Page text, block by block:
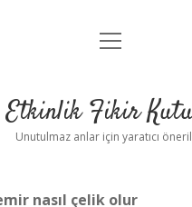
Anasayfa
Yasal Uyarı
menüyü
Etkinlik Fikir
Unutulmaz anlar için yaratıcı
nasıl çelik olur